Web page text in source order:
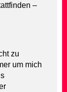
–
zu
um mich